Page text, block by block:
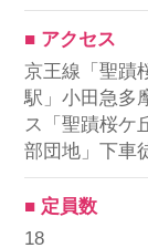
■ アクセス
京王線「聖蹟
駅」小田急多
ス「聖蹟桜ケ
部団地」下車
■ 定員数
18